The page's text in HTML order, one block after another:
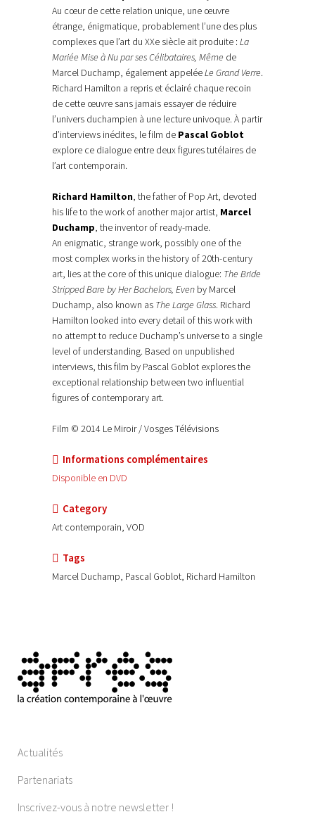
Au cœur de cette relation unique, une œuvre
étrange, énigmatique, probablement l’une des plus
complexes que l’art du XXe siècle ait produite : La
Mariée Mise à Nu par ses Célibataires, Même de
Marcel Duchamp, également appeléeLe Grand Verre.
Richard Hamilton a repris et éclairé chaque recoin
de cette œuvre sans jamais essayer de réduire
l’univers duchampien à une lecture univoque. À partir
d’interviews inédites, le film de Pascal Goblot
explore ce dialogue entre deux figures tutélaires de
l’art contemporain.
Richard Hamilton, the father of Pop Art, devoted
his life to the work of another major artist, Marcel
Duchamp, the inventor of ready-made.
An enigmatic, strange work, possibly one of the
most complex works in the history of 20th-century
art, lies at the core of this unique dialogue: The Bride
Stripped Bare by Her Bachelors, Even by Marcel
Duchamp, also known as The Large Glass. Richard
Hamilton looked into every detail of this work with
no attempt to reduce Duchamp’s universe to a single
level of understanding. Based on unpublished
interviews, this film by Pascal Goblot explores the
exceptional relationship between two influential
figures of contemporary art.
Film © 2014 Le Miroir / Vosges Télévisions
Informations complémentaires
Disponible en DVD
Category
Art contemporain, VOD
Tags
Marcel Duchamp, Pascal Goblot, Richard Hamilton
Actualités
Partenariats
Inscrivez-vous à notre newsletter !